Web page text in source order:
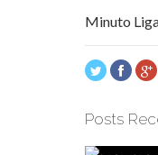
Minuto
Posts